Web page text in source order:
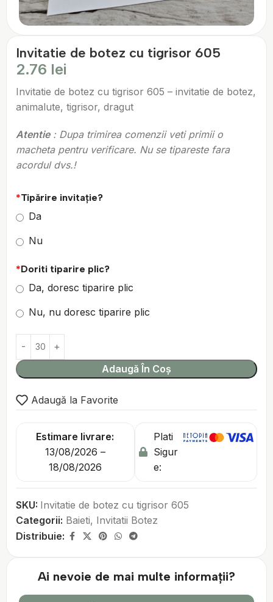
Invitatie de botez cu tigrisor 605
2.76 lei
Invitatie de botez cu tigrisor 605 – invitatie de botez,
animalute, tigrisor, dragut
Atentie: Dupa trimirea comenzii veti primii o
macheta pentru verificare. Nu se tipareste fara
acordul dvs.!
*Tipărire invitație?
Da
Nu
*Doriti tiparire plic?
Da, doresc tiparire plic
Nu, nu doresc tiparire plic
Adaugă În Coș
Adaugă la Favorite
Estimare livrare:
13/08/2026 –
18/08/2026
Plati
Sigur
e:
SKU: Invitatie de botez cu tigrisor 605
Categorii: Baieti, Invitatii Botez
Distribuie:
Ai nevoie de mai multe informații?